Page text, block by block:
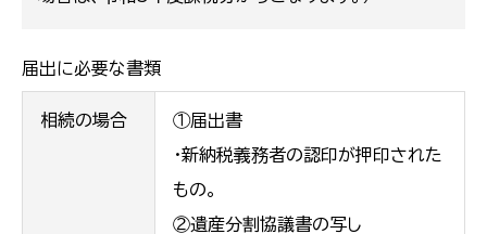
届出に必要な書類
相続の場合
①届出書
・新納税義務者の認印が押印された
もの。
②遺産分割協議書の写し